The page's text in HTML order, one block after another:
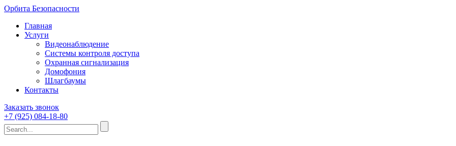
Орбита Безопасности
Главная
Услуги
Видеонаблюдение
Системы контроля доступа
Охранная сигнализация
Домофония
Шлагбаумы
Контакты
Заказать звонок
+7 (925) 084-18-80